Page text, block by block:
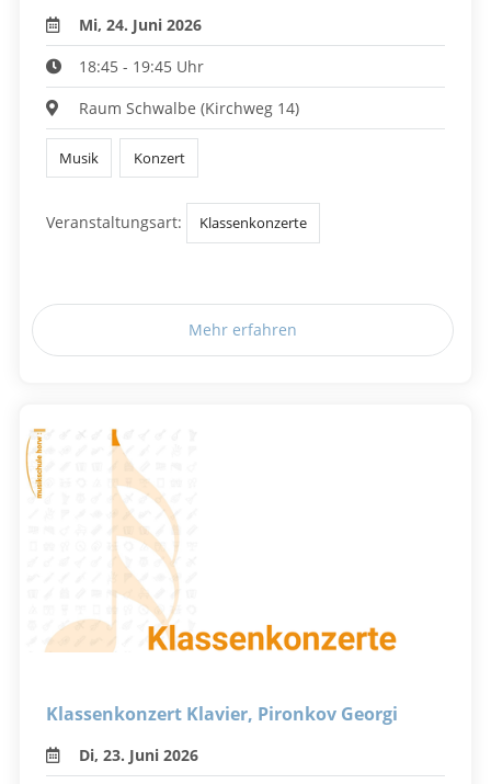
Mi, 24. Juni 2026
18:45 - 19:45 Uhr
Raum Schwalbe (Kirchweg 14)
Musik Konzert
Veranstaltungsart: Klassenkonzerte
Mehr erfahren
Klassenkonzert Klavier, Pironkov Georgi
Di, 23. Juni 2026